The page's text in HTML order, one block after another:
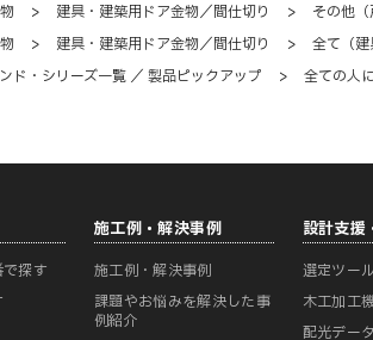
> 建具・建築用ドア金物／間仕切り >
その他（
> 建具・建築用ドア金物／間仕切り >
全て（建
ド・シリーズ一覧 ／ 製品ピックアップ > 全ての人
探す
施工例・解決事例
施工例・解決事例
課題やお悩みを解決した事
例紹介
設計支援
選定ツー
木工加工
配光デー